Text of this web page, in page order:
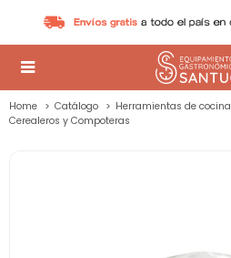

Home Catálogo Herramientas de cocina
Cerealeros y Compoteras